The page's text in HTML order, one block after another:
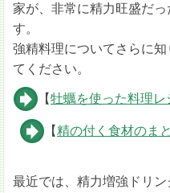
家が、非常に精力旺盛だ
す。
強精料理についてさらに
てください。
【牡蠣を使った料理
【精の付く食材のま
最近では、精力増強ドリ